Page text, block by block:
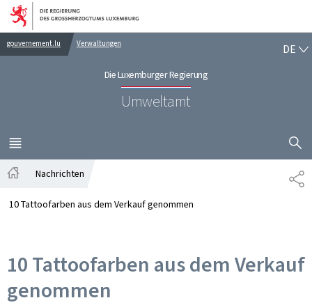
Zur Hauptnavigation
Zum Inhalt
gouvernement.lu Verwaltungen
Die Luxemburger Regierung
Umweltamt
DE
MENÜ
HAUPT-
Nachrichten
10 Tattoofarben aus dem Verkauf genommen
10 Tattoofarben aus dem Verkauf
genommen